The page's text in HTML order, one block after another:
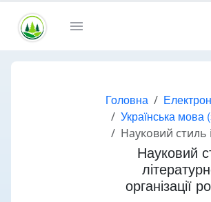
Головна
Українська
Науковий стиль і його засоби у професійному
Науковий
організації